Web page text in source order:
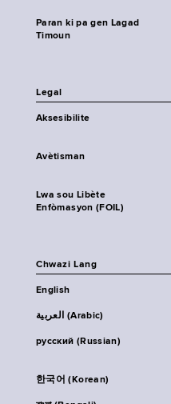
Paran ki pa gen Lagad
Timoun
Legal
Aksesibilite
Avètisman
Lwa sou Libète
Enfòmasyon (FOIL)
Chwazi Lang
English
العربية (Arabic)
русский (Russian)
한국어 (Korean)